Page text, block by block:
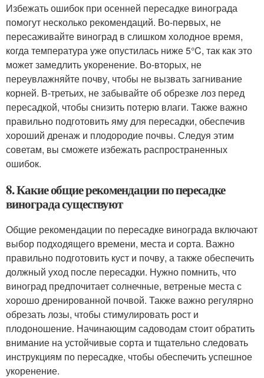
Избежать ошибок при осенней пересадке винограда
помогут несколько рекомендаций. Во-первых, не
пересаживайте виноград в слишком холодное время,
когда температура уже опустилась ниже 5°C, так как это
может замедлить укоренение. Во-вторых, не
переувлажняйте почву, чтобы не вызвать загнивание
корней. В-третьих, не забывайте об обрезке лоз перед
пересадкой, чтобы снизить потерю влаги. Также важно
правильно подготовить яму для пересадки, обеспечив
хороший дренаж и плодородие почвы. Следуя этим
советам, вы сможете избежать распространенных
ошибок.
8. Какие общие рекомендации по пересадке
винограда существуют
Общие рекомендации по пересадке винограда включают
выбор подходящего времени, места и сорта. Важно
правильно подготовить куст и почву, а также обеспечить
должный уход после пересадки. Нужно помнить, что
виноград предпочитает солнечные, ветреные места с
хорошо дренированной почвой. Также важно регулярно
обрезать лозы, чтобы стимулировать рост и
плодоношение. Начинающим садоводам стоит обратить
внимание на устойчивые сорта и тщательно следовать
инструкциям по пересадке, чтобы обеспечить успешное
укоренение.